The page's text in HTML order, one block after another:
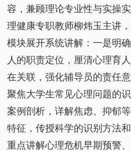
容，兼顾理论专业性与实操
理健康专职教师柳炜玉主讲
模块展开系统讲解：一是明
人的职责定位，厘清心理育
在关联，强化辅导员的责任
聚焦大学生常见心理问题的
案例剖析，详解焦虑、抑郁
特征，传授科学的识别方法
重点讲解心理危机早期预警